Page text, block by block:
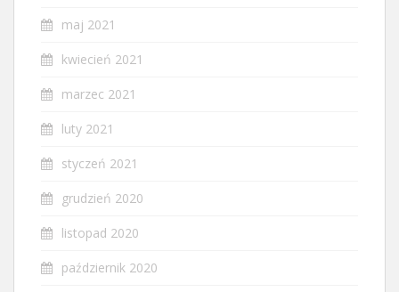
maj 2021
kwiecień 2021
marzec 2021
luty 2021
styczeń 2021
grudzień 2020
listopad 2020
październik 2020